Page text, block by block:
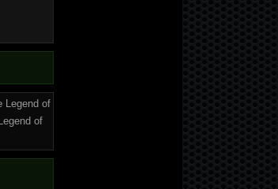
Legend of
of